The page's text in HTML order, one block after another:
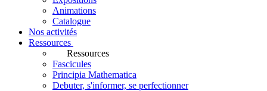
Animations
Catalogue
Nos activités
Ressources
Ressources
Fascicules
Principia Mathematica
Debuter, s'informer, se perfectionner